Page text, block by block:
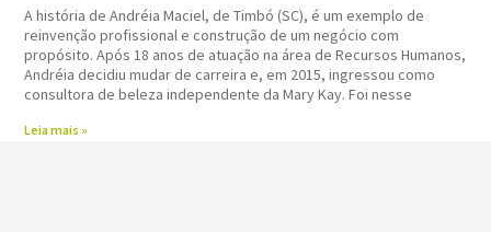
A história de Andréia Maciel, de Timbó (SC), é um exemplo de
reinvenção profissional e construção de um negócio com
propósito. Após 18 anos de atuação na área de Recursos Humanos,
Andréia decidiu mudar de carreira e, em 2015, ingressou como
consultora de beleza independente da Mary Kay. Foi nesse
Leia mais »